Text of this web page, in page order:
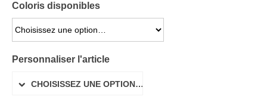
Haut-parleur Bluetooth
Lunettes de soleil
Porte-badge Tour de cou
Porte-clés personnalisé
Coloris disponibles
CHOISISSEZ UNE OPTION…
Personnaliser l'article
CHOISISSEZ UNE OPTION…